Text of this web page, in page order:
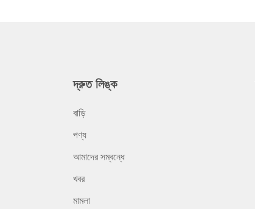
দ্রুত লিঙ্ক
বাড়ি
পণ্য
আমাদের সম্বন্ধে
খবর
মামলা